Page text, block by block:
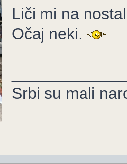
Liči mi na
Očaj neki.
Srbi su mali